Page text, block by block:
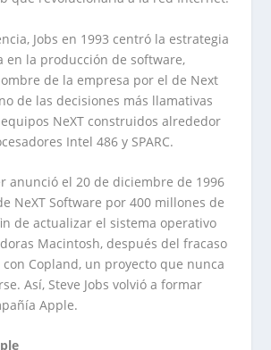
Jobs en 1993 centró la estrategia
en la producción de software,
de la empresa por el de Next
de las decisiones más llamativas
NeXT construidos alrededor
Intel 486 y SPARC.
anunció el 20 de diciembre de 1996
NeXT Software por 400 millones de
de actualizar el sistema operativo
Macintosh, después del fracaso
Copland, un proyecto que nunca
Así, Steve Jobs volvió a formar
Apple.